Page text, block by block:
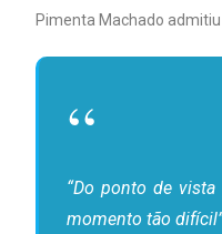
Pimenta Machado
“Do ponto de
momento tão